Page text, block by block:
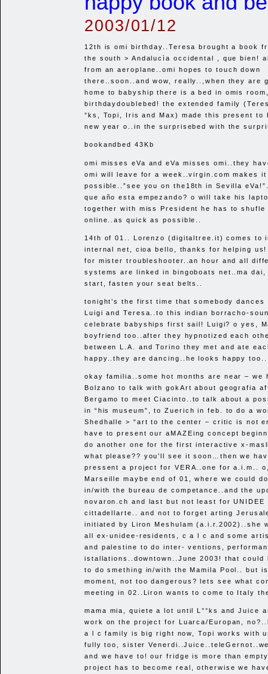
2003/01/12
12th is omi birthday..Teresa brought a book
the south > Andalucìa occidental , que bien!
from an aeroplane..omi hopes to touch down
there..soon..and wow, really..,when they are
home to babyship there is a bed in omis
birthdaydoublebed! the extended family
°ks, Topi, Iris and Max) made this present to
new year o..in the surprisebed with the
bookandbed 43Kb
omi misses eVa and eVa misses omi..they
omi will leave for a week..virgin.com makes it
possible..”see you on the18th in Sevilla
que año esta empezando? o will take his
together with miss President he has to shufle
online..as quick as possible..
14th of 01.. Lorenzo (digitaltree.it) comes to
internal net, cioa bello, thanks for helping us!
for mister troubleshooter..an hour and all
systems are linked in bingoboats net..ma dai,
start, fasten your seat belts..
tonight’s the first time that somebody dances
Luigi and Teresa..to this indian borracho-
celebrate babyships first sail! Luigi? o yes,
boyfriend too..after they hypnotized each
between L.A. and Torino they met and ate
happy..they are dancing..he looks happy too..
okay familia..some hot months are near – we
Bolzano to talk with gokArt about geografia
Bergamo to meet Ciacinto..to talk about a
in “his museum”, to Zuerich in feb. to do a
Shedhalle > “art to the center – critic is not
have to present our aMAZEing concept
do another one for the first interactive x-
what please?? you’ll see it soon…then we
pressent a project for VERA
..one for a.i.m..
Marseille maybe end of 01, where we could
in/with the bureau de competance..and the
novaron.ch and last but not least forUNIDEE
cittadellarte.. and not to forget arting
initiated by Liron Meshulam (a.i.r.2002)..she
all ex-unidee-residents, c a l c and some
and palestine to do inter- ventions,
istallations..downtown..June 2003! that could
to do smething in/with the Mamila Pool.. but
moment, not too dangerous? lets see what
meeting in 02..Liron wants to come to Italy
mama mia, quiete a lot until L°°ks and Juice
work on the project for Luarca/Europan,
a l c family is big right now, Topi works with
fully too, sister
and we have to! our fridge is more than
project has to become real, otherwise we